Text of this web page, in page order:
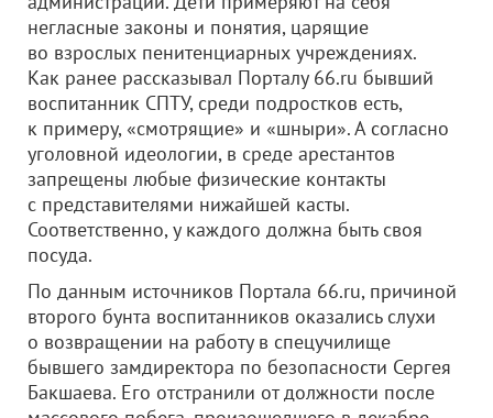
негласные законы и понятия, царящие
во взрослых пенитенциарных учреждениях.
Как ранее рассказывал Порталу 66.ru бывший
воспитанник СПТУ, среди подростков есть,
к примеру, «смотрящие» и «шныри». А согласно
уголовной идеологии, в среде арестантов
запрещены любые физические контакты
с представителями нижайшей касты.
Соответственно, у каждого должна быть своя
посуда.
По данным источников Портала 66.ru, причиной
второго бунта воспитанников оказались слухи
о возвращении на работу в спецучилище
бывшего замдиректора по безопасности Сергея
Бакшаева. Его отстранили от должности после